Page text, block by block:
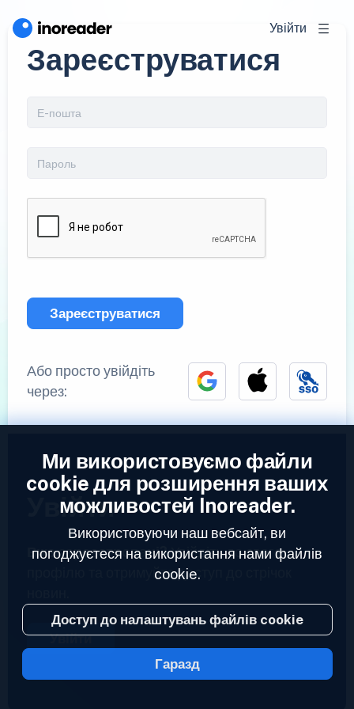
Увійти
Зареєструватися
Зареєструватися
Або просто увійдіть
через:
Увійти
Вже зареєстровані?Увійдіть до свого
профілю та отримуйте доступ до стрічок
Увійти
2023 © Inoreader
Ми використовуємо файли
cookie для розширення ваших
можливостей Inoreader.
Використовуючи наш вебсайт, ви
погоджуєтеся на використання нами файлів
cookie.
Доступ до налаштувань файлів cookie
Гаразд